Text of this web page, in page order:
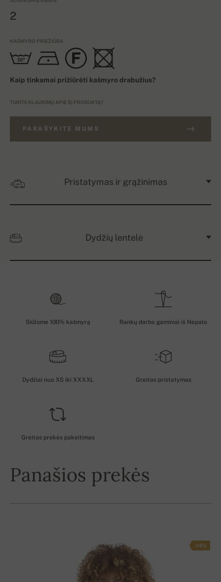
2
KAŠMYRO PRIEŽIŪRA
Kaip tinkamai prižiūrėti kašmyro drabužius?
TURITE KLAUSIMŲ APIE ŠĮ PRODUKTĄ?
PARAŠYKITE MUMS
Pristatymas ir grąžinimas
Dydžių lentelė
Siūlome 100% kašmyrą Rankų darbo gaminiai iš Nepalo
Dydžiai nuo XS iki XXXXL Greitas pristatymas
Greitas prekės pakeitimas
Panašios prekės
-14%